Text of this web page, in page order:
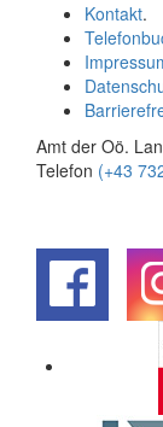
Kontakt.
Amt der Oö.
Telefon (+43